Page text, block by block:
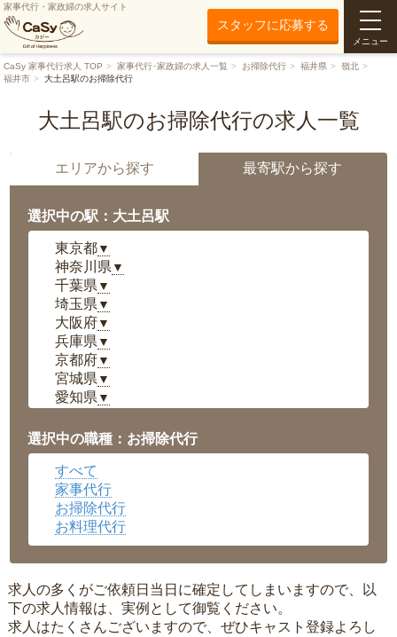
家事代行・家政婦の求人サイト
スタッフに応募する
メニュー
CaSy 家事代行求人 TOP 家事代行･家政婦の求人一覧 お掃除代行 福井県
嶺北
福井市
大土呂駅のお掃除代行
大土呂駅のお掃除代行の求人一覧
エリアから探す 最寄駅から探す
選択中の駅：大土呂駅
東京都▼
神奈川県 ▼
千葉県 ▼
埼玉県 ▼
大阪府▼
兵庫県 ▼
京都府▼
宮城県 ▼
愛知県 ▼
岡山県▼
広島県▼
沖縄県
選択中の職種：お掃除代行
すべて
家事代行
お掃除代行
お料理代行
求人の多くがご依頼日当日に確定してしまいますので、以
下の求人情報は、実例として御覧ください。
求人はたくさんございますので、ぜひキャスト登録よろし